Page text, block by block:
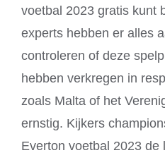
voetbal 2023 gratis kunt
experts hebben er alles
controleren of deze
hebben verkregen in
zoals Malta of het
ernstig. Kijkers
Everton voetbal 2023 de